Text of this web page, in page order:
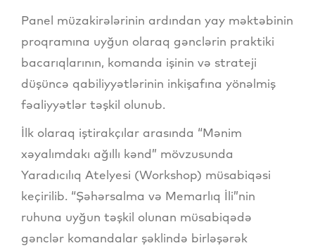
Panel müzakirələrinin ardından yay məktəbinin
proqramına uyğun olaraq gənclərin praktiki
bacarıqlarının, komanda işinin və strateji
düşüncə qabiliyyətlərinin inkişafına yönəlmiş
fəaliyyətlər təşkil olunub.
İlk olaraq iştirakçılar arasında “Mənim
xəyalımdakı ağıllı kənd” mövzusunda
Yaradıcılıq Atelyesi (Workshop) müsabiqəsi
keçirilib. “Şəhərsalma və Memarlıq İli”nin
ruhuna uyğun təşkil olunan müsabiqədə
gənclər komandalar şəklində birləşərək